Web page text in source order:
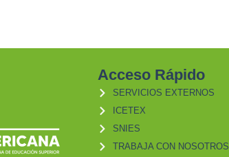
Acceso Rápido
SERVICIOS EXTERNOS
ICETEX
SNIES
TRABAJA CON NOSOTROS